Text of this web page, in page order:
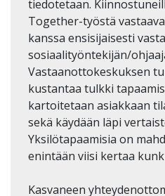
tiedotetaan.
Together-työstä
kanssa ensisijaisesti
sosiaalityöntekijän/
Vastaanottokeskuksen
kustantaa tulkki
kartoitetaan asiakkaan
sekä käydään läpi
Yksilötapaamisia on
enintään viisi kertaa
Kasvaneen